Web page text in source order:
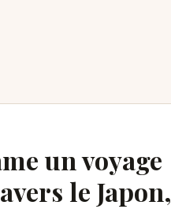
un voyage
le Japon,